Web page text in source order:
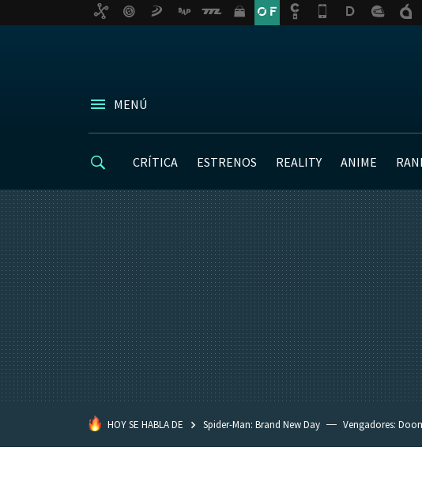
MENÚ
CRÍTICA ESTRENOS REALITY ANIME
HOY SE HABLA DE Spider-Man: Brand New Day Vengadores: